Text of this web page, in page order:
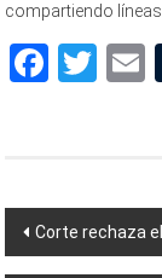
compartiendo
Corte rechaza